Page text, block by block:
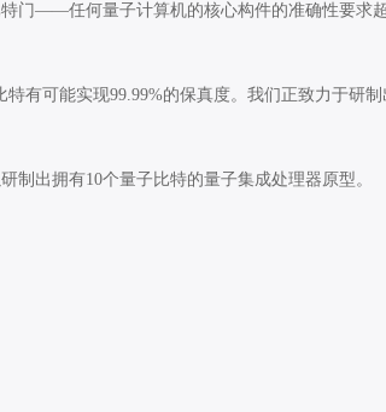
门——任何量子计算机的核心构件的准确性要求
有可能实现99.99%的保真度。我们正致力于研
制出拥有10个量子比特的量子集成处理器原型。